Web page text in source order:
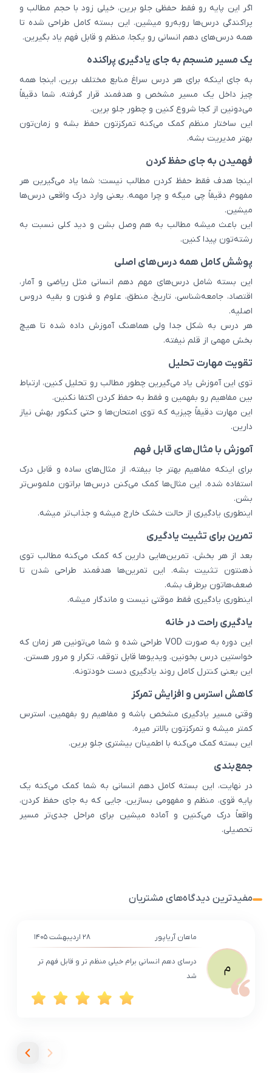
اگر این پایه رو فقط حفظی جلو برین، خیلی زود با حجم مطالب و
پراکندگی درس‌ها روبه‌رو میشین. این بسته کامل طراحی شده تا
همه درس‌های دهم انسانی رو یکجا، منظم و قابل فهم یاد بگیرین.
یک مسیر منسجم به جای یادگیری پراکنده
به جای اینکه برای هر درس سراغ منابع مختلف برین، اینجا همه
چیز داخل یک مسیر مشخص و هدفمند قرار گرفته. شما دقیقاً
می‌دونین از کجا شروع کنین و چطور جلو برین.
این ساختار منظم کمک می‌کنه تمرکزتون حفظ بشه و زمان‌تون
بهتر مدیریت بشه.
فهمیدن به جای حفظ کردن
اینجا هدف فقط حفظ کردن مطالب نیست؛ شما یاد می‌گیرین هر
مفهوم دقیقاً چی میگه و چرا مهمه. یعنی وارد درک واقعی درس‌ها
میشین.
این باعث میشه مطالب به هم وصل بشن و دید کلی نسبت به
رشته‌تون پیدا کنین.
پوشش کامل همه درس‌های اصلی
این بسته شامل درس‌های مهم دهم انسانی مثل ریاضی و آمار،
اقتصاد، جامعه‌شناسی، تاریخ، منطق، علوم و فنون و بقیه دروس
اصلیه.
هر درس به شکل جدا ولی هماهنگ آموزش داده شده تا هیچ
بخش مهمی از قلم نیفته.
تقویت مهارت تحلیل
توی این آموزش یاد می‌گیرین چطور مطالب رو تحلیل کنین، ارتباط
بین مفاهیم رو بفهمین و فقط به حفظ کردن اکتفا نکنین.
این مهارت دقیقاً چیزیه که توی امتحان‌ها و حتی کنکور بهش نیاز
دارین.
آموزش با مثال‌های قابل فهم
برای اینکه مفاهیم بهتر جا بیفته، از مثال‌های ساده و قابل درک
استفاده شده. این مثال‌ها کمک می‌کنن درس‌ها براتون ملموس‌تر
بشن.
اینطوری یادگیری از حالت خشک خارج میشه و جذاب‌تر میشه.
تمرین برای تثبیت یادگیری
بعد از هر بخش، تمرین‌هایی دارین که کمک می‌کنه مطالب توی
ذهنتون تثبیت بشه. این تمرین‌ها هدفمند طراحی شدن تا
ضعف‌هاتون برطرف بشه.
اینطوری یادگیری فقط موقتی نیست و ماندگار میشه.
یادگیری راحت در خانه
این دوره به صورت VOD طراحی شده و شما می‌تونین هر زمان که
خواستین درس بخونین. ویدیوها قابل توقف، تکرار و مرور هستن.
این یعنی کنترل کامل روند یادگیری دست خودتونه.
کاهش استرس و افزایش تمرکز
وقتی مسیر یادگیری مشخص باشه و مفاهیم رو بفهمین، استرس
کمتر میشه و تمرکزتون بالاتر میره.
این بسته کمک می‌کنه با اطمینان بیشتری جلو برین.
جمع‌بندی
در نهایت، این بسته کامل دهم انسانی به شما کمک می‌کنه یک
پایه قوی، منظم و مفهومی بسازین. جایی که به جای حفظ کردن،
واقعاً درک می‌کنین و آماده میشین برای مراحل جدی‌تر مسیر
تحصیلی.
مفیدترین دیدگاه‌های مشتریان
م
ماهان آریاپور ۲۸ اردیبهشت ۱۴۰۵
درسای دهم انسانی برام خیلی منظم تر و قابل فهم تر
شد